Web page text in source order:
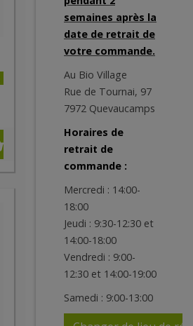
semaines après la
date de retrait de
votre commande.
Au Bio Village
Rue de Tournai, 97
7972 Quevaucamps
Horaires de
retrait de
commande :
Mercredi : 14:00-
18:00
Jeudi : 9:30-12:30 et
14:00-18:00
Vendredi : 9:00-
12:30 et 14:00-19:00
Samedi : 9:00-13:00